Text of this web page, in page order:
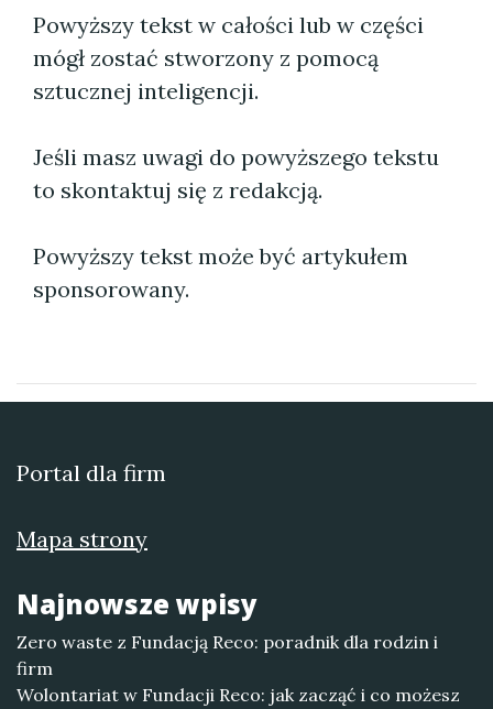
Powyższy tekst w całości lub w części
mógł zostać stworzony z pomocą
sztucznej inteligencji.
Jeśli masz uwagi do powyższego tekstu
to skontaktuj się z redakcją.
Powyższy tekst może być artykułem
sponsorowany.
Portal dla firm
Mapa strony
Najnowsze wpisy
Zero waste z Fundacją Reco: poradnik dla rodzin i
firm
Wolontariat w Fundacji Reco: jak zacząć i co możesz